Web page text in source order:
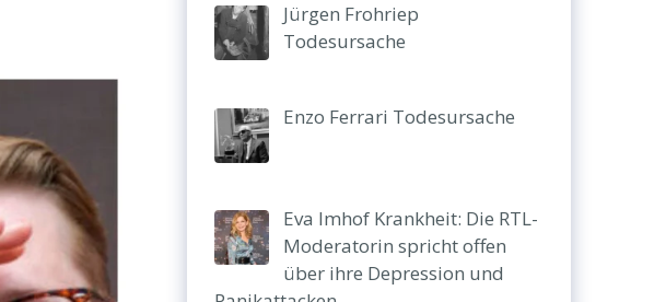
Jürgen Frohriep
Todesursache
Enzo Ferrari Todesursache
Eva Imhof Krankheit: Die RTL-
Moderatorin spricht offen
über ihre Depression und